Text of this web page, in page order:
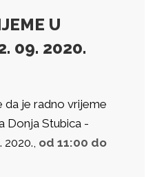
U
09. 2020.
da je radno vrijeme
Donja Stubica -
2020., od 11:00 do